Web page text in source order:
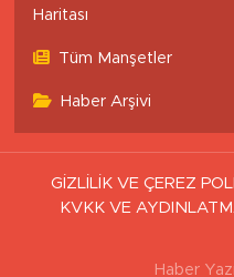
Haritası
Tüm Manşetler
Haber Arşivi
GİZLİLİK VE ÇEREZ
KVKK VE
Haber